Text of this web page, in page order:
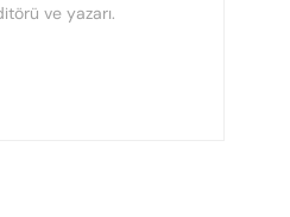
ve yazarı.